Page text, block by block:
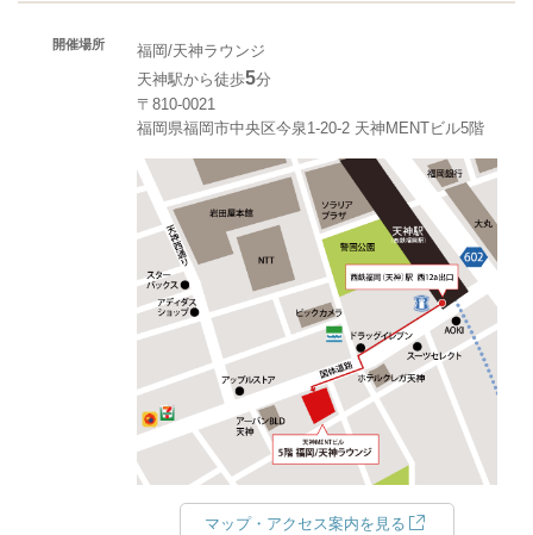
開催場所
福岡/天神ラウンジ
天神駅から徒歩5分
〒810-0021
福岡県福岡市中央区今泉1-20-2 天神MENTビル5階
マップ・アクセス案内を見る